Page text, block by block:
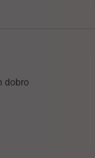
dobro